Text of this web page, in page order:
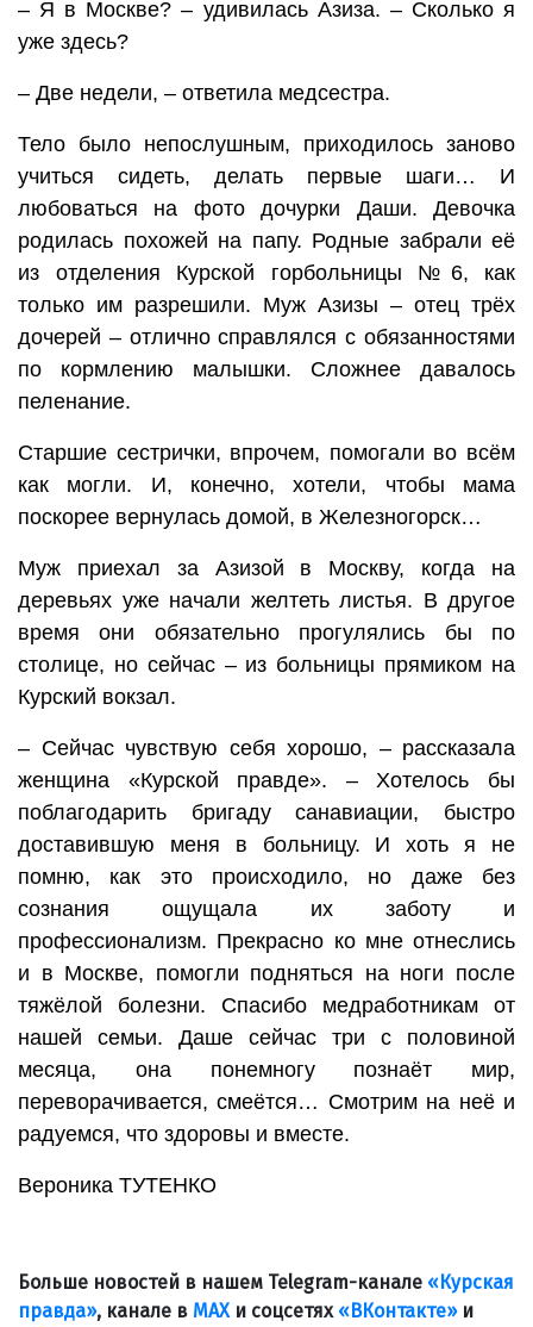
– Я в Москве? – удивилась Азиза. – Сколько я
уже здесь?
– Две недели, – ответила медсестра.
Тело было непослушным, приходилось заново
учиться сидеть, делать первые шаги… И
любоваться на фото дочурки Даши. Девочка
родилась похожей на папу. Родные забрали её
из отделения Курской горбольницы №6, как
только им разрешили. Муж Азизы – отец трёх
дочерей – отлично справлялся с обязанностями
по кормлению малышки. Сложнее давалось
пеленание.
Старшие сестрички, впрочем, помогали во всём
как могли. И, конечно, хотели, чтобы мама
поскорее вернулась домой, в Железногорск…
Муж приехал за Азизой в Москву, когда на
деревьях уже начали желтеть листья. В другое
время они обязательно прогулялись бы по
столице, но сейчас – из больницы прямиком на
Курский вокзал.
– Сейчас чувствую себя хорошо, – рассказала
женщина «Курской правде». – Хотелось бы
поблагодарить бригаду санавиации, быстро
доставившую меня в больницу. И хоть я не
помню, как это происходило, но даже без
сознания ощущала их заботу и
профессионализм. Прекрасно ко мне отнеслись
и в Москве, помогли подняться на ноги после
тяжёлой болезни. Спасибо медработникам от
нашей семьи. Даше сейчас три с половиной
месяца, она понемногу познаёт мир,
переворачивается, смеётся… Смотрим на неё и
радуемся, что здоровы и вместе.
Вероника ТУТЕНКО
Больше новостей в нашем Telegram-канале «Курская
правда», канале в МАХи соцсетях «ВКонтакте»и